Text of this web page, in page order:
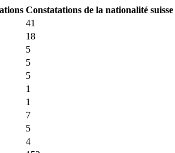
Constatations de la nationalité
41
18
5
5
5
1
1
7
5
4